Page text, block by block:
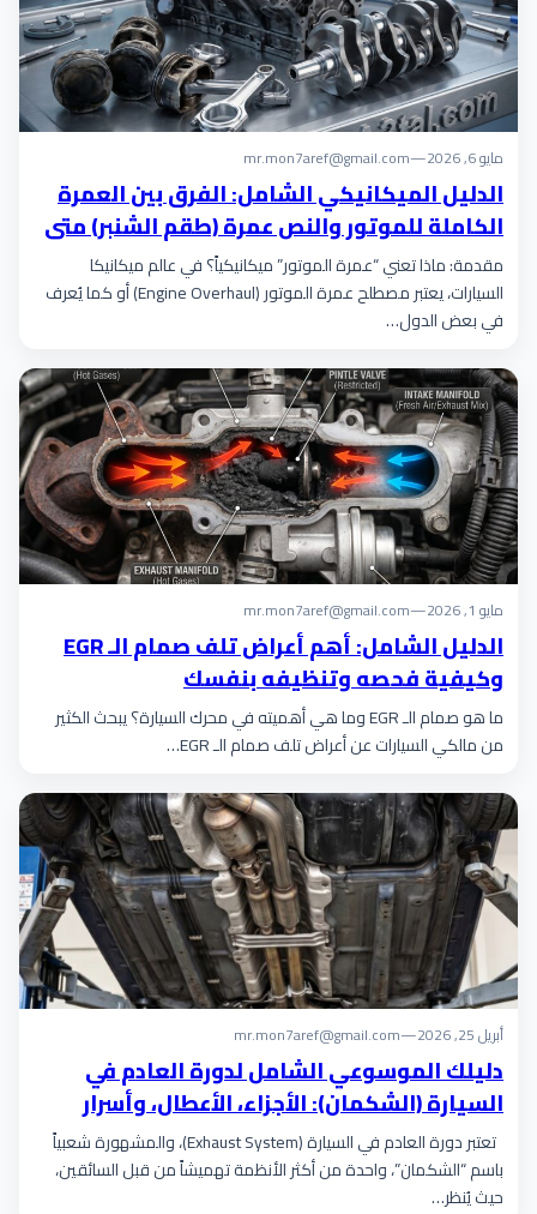
مايو 6, 2026 —
mr.mon7aref@gmail.com
الدليل الميكانيكي الشامل: الفرق بين العمرة
الكاملة للموتور والنص عمرة (طقم الشنبر) متى
تحتاجها؟
مقدمة: ماذا تعني “عمرة الموتور” ميكانيكياً؟ في عالم ميكانيكا
السيارات، يعتبر مصطلح عمرة الموتور (Engine Overhaul) أو كما يُعرف
في بعض الدول…
مايو 1, 2026 —
mr.mon7aref@gmail.com
الدليل الشامل: أهم أعراض تلف صمام الـ EGR
وكيفية فحصه وتنظيفه بنفسك
ما هو صمام الـ EGR وما هي أهميته في محرك السيارة؟ يبحث الكثير
من مالكي السيارات عن أعراض تلف صمام الـ EGR…
أبريل 25, 2026 —
mr.mon7aref@gmail.com
دليلك الموسوعي الشامل لدورة العادم في
السيارة (الشكمان): الأجزاء، الأعطال، وأسرار
الأداء
تعتبر دورة العادم في السيارة (Exhaust System)، والمشهورة شعبياً
باسم “الشكمان”، واحدة من أكثر الأنظمة تهميشاً من قبل السائقين،
حيث يُنظر…